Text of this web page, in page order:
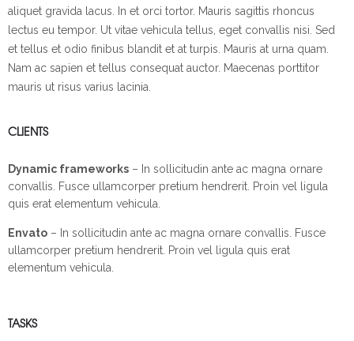
aliquet gravida lacus. In et orci tortor. Mauris sagittis rhoncus
lectus eu tempor. Ut vitae vehicula tellus, eget convallis nisi. Sed
et tellus et odio finibus blandit et at turpis. Mauris at urna quam.
Nam ac sapien et tellus consequat auctor. Maecenas porttitor
mauris ut risus varius lacinia.
CLIENTS
Dynamic frameworks – In sollicitudin ante ac magna ornare
convallis. Fusce ullamcorper pretium hendrerit. Proin vel ligula
quis erat elementum vehicula.
Envato – In sollicitudin ante ac magna ornare convallis. Fusce
ullamcorper pretium hendrerit. Proin vel ligula quis erat
elementum vehicula.
TASKS